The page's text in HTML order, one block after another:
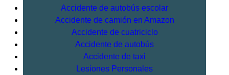
Accidente de autobús escolar
Accidente de camión en Amazon
Accidente de cuatriciclo
Accidente de autobús
Accidente de taxi
Lesiones Personales